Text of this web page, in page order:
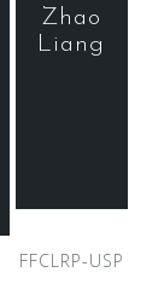
Zhao
Liang
FFCLRP-USP